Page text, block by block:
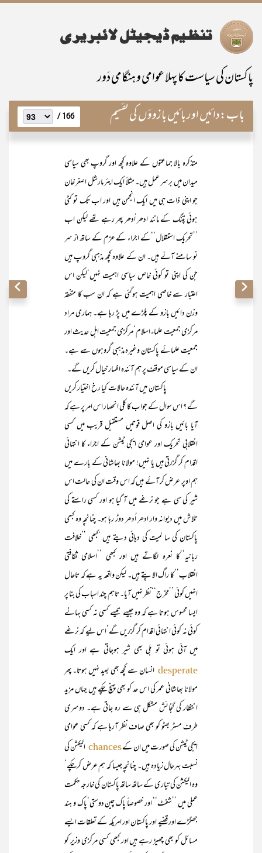
پاکستان کی سیاست کا پہلا عوامی و ہنگامی دَور
باب:دائیں اور بائیں بازوؤں کی تقسیم 166 /
متذکرہ بالا جماعتوں کے علاوہ کچھ اور گروپ بھی سیاسی
میدان میں برسر عمل ہیں۔ مثلاً ایک ایئر مارشل اصغر خان
جو اپنی ذات ہی میں ایک انجمن ہیں اور اب تک تو کٹی
ہوئی پتنگ کے مانند ادھر اُدھر پھر رہے تھے لیکن اب
’’تحریک استقلال‘‘کے اجراء کے عزم کے ساتھ از سر
نو سامنے آئے ہیں۔ ان کے علاوہ کچھ مذہبی گروپ ہیں
جن کی اپنی تو کوئی خاص سیاسی اہمیت نہیں‘لیکن اس
اعتبار سے خاصی اہمیت ہوگئی ہے کہ ان سب کا متفقہ
وزن دائیں بازو کے پلڑے میں پڑ رہا ہے۔ ہماری مراد
مرکزی جمعیت علماء اسلام‘مرکزی جمعیت اہل حدیث اور
جمعیت علمائے پاکستان وغیرہ مذہبی گروہوں سے ہے۔
ان کے سیاسی موقف پر ہم آئندہ اظہار خیال کریں گے۔
پاکستان میں آئندہ حالات کیا رخ اختیار کریں
گے ؟ اس سوال کے جواب کا کلی انحصار اس امر پر ہے کہ
آیا بائیں بازو کی اصل قوتیں مستقبل قریب میں کسی
انقلابی تحریک اور عوامی ایجی ٹیشن کے اجراء کا انتہائی
اقدام کر گزرتی ہیں یا نہیں! مولانا بھاشانی کے بارے میں
ہم اوپر عرض کر آئے ہیں کہ اس وقت ان کی حالت اس
شیر کی سی ہے جو نرغے میں آ گیا ہو اور کسی راستے کی
تلاش میں دیوانہ وار ادھر اُدھر دوڑ رہا ہو۔ چنانچہ وہ کبھی
پاکستان کی سا لمیت کی دہائی دیتے ہیں ‘کبھی ’’خلافت
ربانیہ‘‘کا نعرہ لگاتے ہیں اور کبھی ’’اسلامی ثقافتی
انقلاب‘‘کا راگ الاپتے ہیں۔ لیکن واقعہ یہ ہے کہ تاحال
انہیں کوئی ’’مخرج‘‘نظر نہیں آیا۔ تاہم چند اسباب کی بنا پر
ایسا محسوس ہوتا ہے کہ وہ جیسے تیسے کسی نہ کسی بہانے
کوئی نہ کوئی انتہائی اقدام کر گزریں گے‘اس لیے کہ نرغے
میں آئی ہوئی تو بلی بھی شیر ہوجاتی ہے اور ایک
desperate انسان سے کچھ بھی بعید نہیں ہوتا۔ پھر
مولانا بھاشانی عمر کی اس حد کو بھی پہنچ چکے ہیں جہاں مزید
انتظار کی گنجائش مشکل ہی سے رہ جاتی ہے۔ دوسری
طرف مسٹر بھٹو کو بھی صاف نظر آرہا ہے کہ کسی عوامی
ایجی ٹیشن کی صورت میں ان کےchances الیکشن کی
نسبت بہرحال زیادہ ہیں۔ چنانچہ جیسا کہ ہم عرض کرچکے‘
وہ الیکشن کی تیاری کے ساتھ ساتھ پاکستان کی خارجہ حکمت
عملی میں ’’شفٹ‘‘ اور خصوصاً پاک چین دوستی‘پاک و ہند
جھگڑے اور قضیے اور پاکستان اور امریکہ کے تعلقات ایسے
مسائل کو بھی چھیڑ رہے ہیں اور کبھی کسی مرکزی وزیر کو